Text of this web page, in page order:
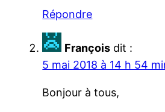
Répondre
François dit :
5 mai 2018 à 14 h 54
Bonjour à tous,